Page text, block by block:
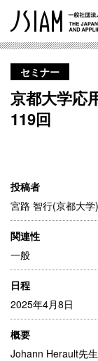
セミナー
京都大学応
119回
投稿者
宮路 智行(京都大学)
関連性
一般
日程
2025年4月8日
概要
Johann Herault先